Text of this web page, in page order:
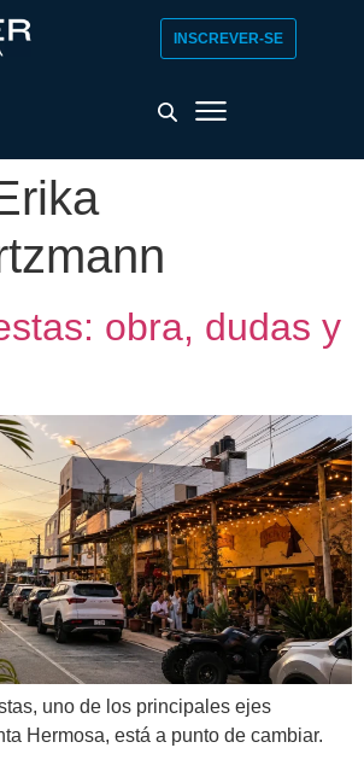
INSCREVER-SE
obra, dudas y
uno de los principales ejes
Hermosa, está a punto de cambiar.